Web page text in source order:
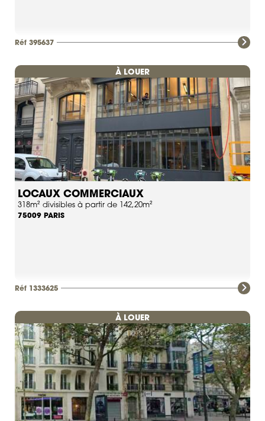
Réf 395637
À LOUER
LOCAUX COMMERCIAUX
318m² divisibles à partir de 142,20m²
75009 PARIS
Réf 1333625
À LOUER